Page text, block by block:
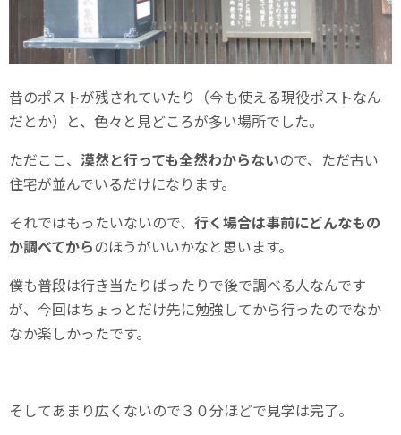
昔のポストが残されていたり（今も使える現役ポストなん
だとか）と、色々と見どころが多い場所でした。
ただここ、 漠然と行っても全然わからないので、ただ古い
住宅が並んでいるだけになります。
それではもったいないので、 行く場合は事前にどんなもの
か調べてからのほうがいいかなと思います。
僕も普段は行き当たりばったりで後で調べる人なんです
が、今回はちょっとだけ先に勉強してから行ったのでなか
なか楽しかったです。
そしてあまり広くないので３０分ほどで見学は完了。